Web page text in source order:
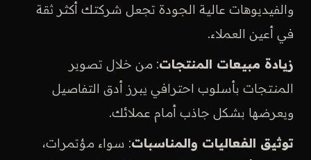
والفيديوهات عالية الجودة تجعل شركتك أكثر ثقة
في أعين العملاء.
زيادة مبيعات المنتجات: من خلال تصوير
المنتجات بأسلوب احترافي يبرز أدق التفاصيل
ويعرضها بشكل جاذب أمام عملائك.
توثيق الفعاليات والمناسبات: سواء مؤتمرات،